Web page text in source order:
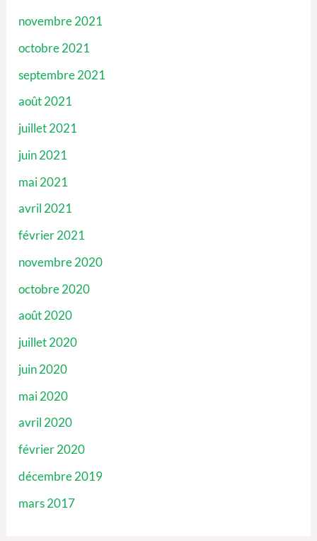
novembre 2021
octobre 2021
septembre 2021
août 2021
juillet 2021
juin 2021
mai 2021
avril 2021
février 2021
novembre 2020
octobre 2020
août 2020
juillet 2020
juin 2020
mai 2020
avril 2020
février 2020
décembre 2019
mars 2017